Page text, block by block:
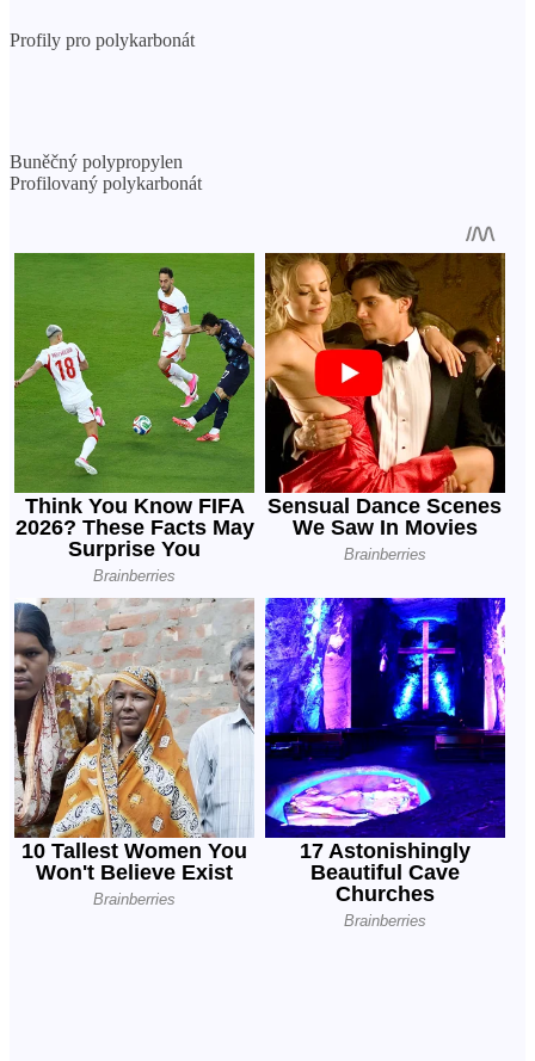
Profily pro polykarbonát
Buněčný polypropylen
Profilovaný polykarbonát